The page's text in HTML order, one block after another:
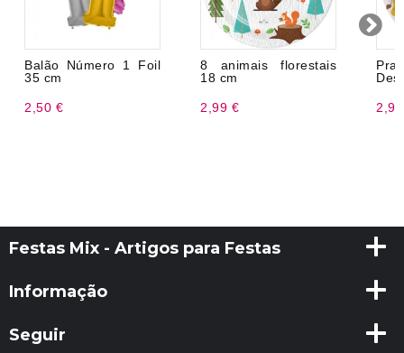
Balão Número 1 Foil
35 cm
2,50 €
8 animais florestais
18 cm
2,99 €
Festas Mix - Artigos para Festas
Informação
Seguir